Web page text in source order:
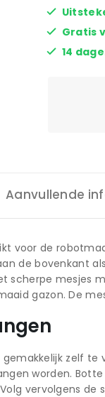
Gratis
14
Aanvullende
voor de
de bovenkant
mesjes
gazon. De
zelf
worden.
vervolgens